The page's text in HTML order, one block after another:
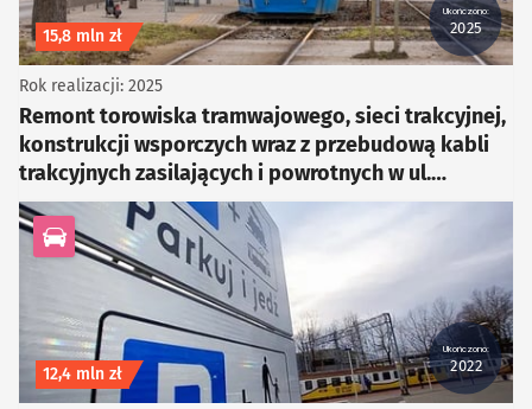
Ukończono:
2025
Koszt inwestycji
15,8 mln zł
Remont torowiska tramwajowego, sieci trakcyjnej,
konstrukcji wsporczych wraz z przebudową kabli
trakcyjnych zasilających i powrotnych w ul.
Kosmonautów od skrzyżowania z ul. Jeżowską do
przystanku Jeleniogórska (1.27.3)
Rok realizacji: 2025
kategoria Infrastruktura drogowa
Ukończono:
2022
Koszt inwestycji
12,4 mln zł